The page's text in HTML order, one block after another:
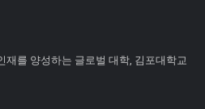
재를 양성하는 글로벌 대학, 김포대학교